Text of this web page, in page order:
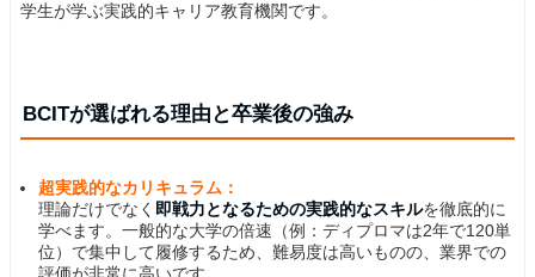
学生が学ぶ実践的キャリア教育機関です。
BCITが選ばれる理由と卒業後の強み
超実践的なカリキュラム：
理論だけでなく 即戦力となるための実践的なスキルを徹底的に
学べます。一般的な大学の倍速（例：ディプロマは2年で120単
位）で集中して履修するため、難易度は高いものの、業界での